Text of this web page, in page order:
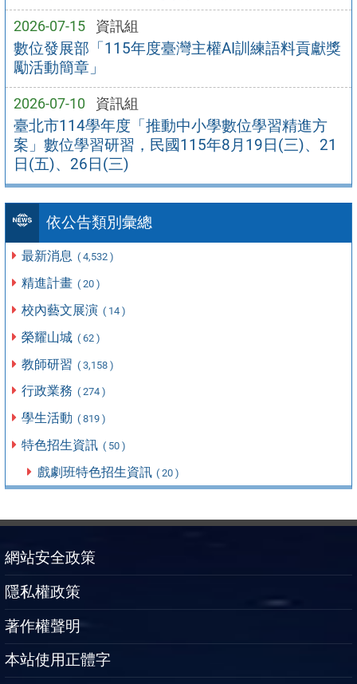
2026-07-15 資訊組
數位發展部「115年度臺灣主權AI訓練語料貢獻獎
勵活動簡章」
2026-07-10 資訊組
臺北市114學年度「推動中小學數位學習精進方
案」數位學習研習，民國115年8月19日(三)、21
日(五)、26日(三)
依公告類別彙總
最新消息 ( 4,532 )
精進計畫 ( 20 )
校內藝文展演 ( 14 )
榮耀山城 ( 62 )
教師研習 ( 3,158 )
行政業務 ( 274 )
學生活動 ( 819 )
特色招生資訊 ( 50 )
戲劇班特色招生資訊 ( 20 )
網站安全政策
隱私權政策
著作權聲明
本站使用正體字